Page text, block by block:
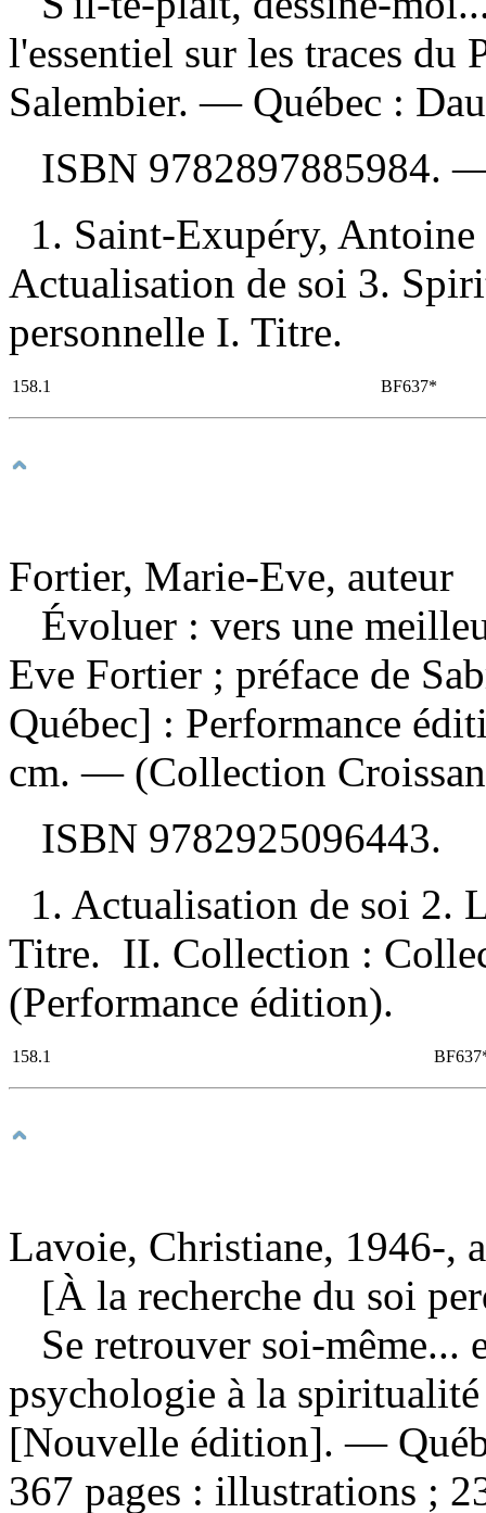
l'essentiel sur les traces du
Salembier. — Québec :
ISBN 9782897885984.
1. Saint-Exupéry,
Actualisation de soi 3.
personnelle I. Titre.
158.1 BF637*
Fortier, Marie-Eve, auteur
Évoluer : vers une
Eve Fortier ; préface de
Québec] : Performance
cm. — (Collection
ISBN 9782925096443.
1. Actualisation de soi 2.
Titre. II. Collection :
(Performance édition).
158.1
Lavoie, Christiane, 1946-,
[À la recherche du soi
Se retrouver soi-même...
psychologie à la
[Nouvelle édition]. —
367 pages : illustrations ;